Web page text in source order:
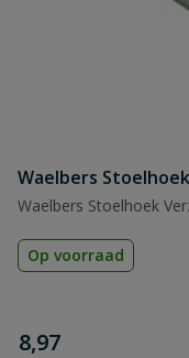
Waelbers
Waelbers Stoelhoek
Op voorraad
€
8,97